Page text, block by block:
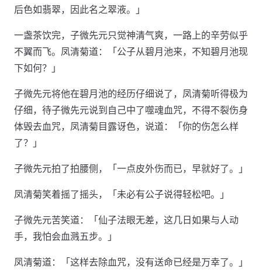
后色如翡翠，因此名之翠液。」
一盏茶饮完，子微先元只觉神清气爽，一路上的辛劳似乎
不翼而飞。凤清菊道：「公子从碧月池来，不知碧月池现
下如何？」
子微先元将他在碧月池的经历仔细说了，凤清菊听得极为
仔细，待子微先元说到自己中了噬魂血咒，不得不裂伤身
体毁去血咒，凤清菊目露讶色，说道：「你的伤怎么样
了？」
子微先元拍了拍腰侧，「一点皮外伤而已，早就好了。」
凤清菊笑着摇了摇头，「未必有公子说得轻松吧。」
子微先元苦笑道：「仙子法眼无差，这几日如果与人动
手，我怕会血溅五步。」
凤清菊道：「这样去除血咒，没有送命已经是万幸了。」